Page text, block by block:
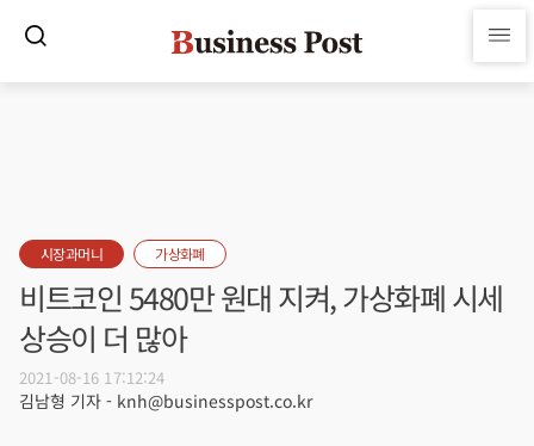
시장과머니 가상화폐
비트코인 5480만 원대 지켜, 가상화폐 시세
상승이 더 많아
2021-08-16 17:12:24
김남형 기자 - knh@businesspost.co.kr